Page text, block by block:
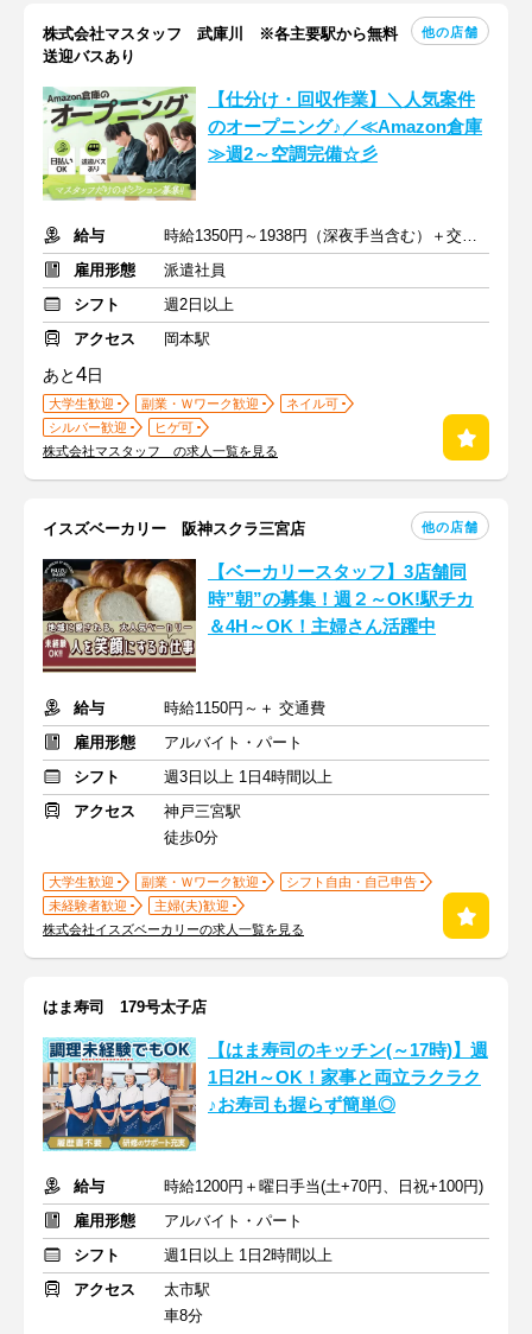
株式会社マスタッフ 武庫川 ※各主要駅から無料
送迎バスあり
他の店舗
【仕分け・回収作業】＼人気案件
のオープニング♪／≪Amazon倉庫
≫週2～空調完備☆彡
給与
時給1350円～1938円（深夜手当含む）＋交通費全額（規定アリ）
雇用形態
派遣社員
シフト
週2日以上
アクセス
岡本駅
あと4日
大学生歓迎 副業・Ｗワーク歓迎
ネイル可
シルバー歓迎
ヒゲ可
株式会社マスタッフ の求人一覧を見る
イスズベーカリー 阪神スクラ三宮店 他の店舗
【ベーカリースタッフ】3店舗同
時”朝”の募集！週２～OK!駅チカ
＆4H～OK！主婦さん活躍中
給与
時給1150円～＋ 交通費
雇用形態
アルバイト・パート
シフト
週3日以上 1日4時間以上
アクセス
神戸三宮駅
徒歩0分
大学生歓迎 副業・Ｗワーク歓迎
シフト自由・自己申告
未経験者歓迎
主婦(夫)歓迎
株式会社イスズベーカリーの求人一覧を見る
はま寿司 179号太子店
【はま寿司のキッチン(～17時)】週
1日2H～OK！家事と両立ラクラク
♪お寿司も握らず簡単◎
給与
時給1200円＋曜日手当(土+70円、日祝+100円)
雇用形態
アルバイト・パート
シフト
週1日以上 1日2時間以上
アクセス
太市駅
車8分